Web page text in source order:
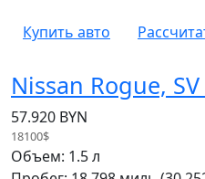
Купить авто
Nissan Rogue,
57.920 BYN
18100$
Объем: 1.5 л